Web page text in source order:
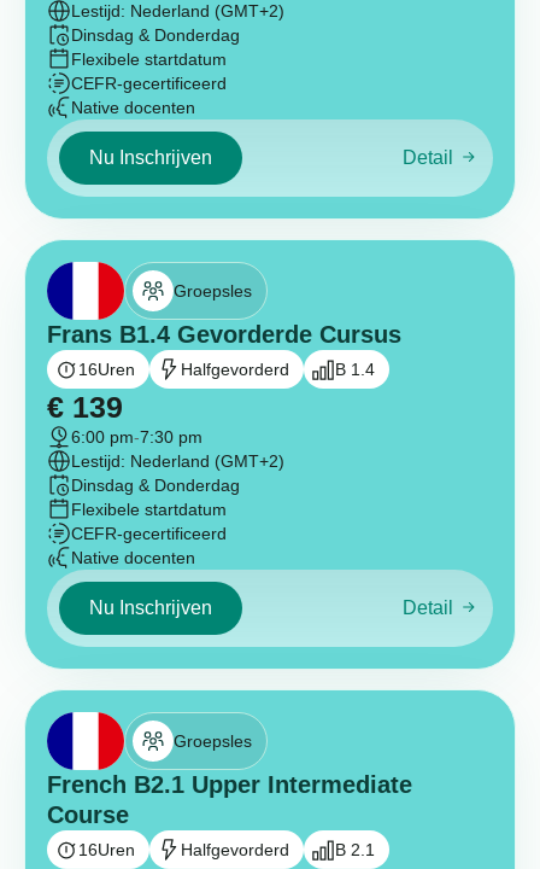
Lestijd: Nederland (GMT+2)
Dinsdag & Donderdag
Flexibele startdatum
CEFR-gecertificeerd
Native docenten
Nu Inschrijven Detail
Groepsles
Frans B1.4 Gevorderde Cursus
16Uren Halfgevorderd B 1.4
€ 139
6:00 pm-7:30 pm
Lestijd: Nederland (GMT+2)
Dinsdag & Donderdag
Flexibele startdatum
CEFR-gecertificeerd
Native docenten
Nu Inschrijven Detail
Groepsles
French B2.1 Upper Intermediate
Course
16Uren Halfgevorderd B 2.1